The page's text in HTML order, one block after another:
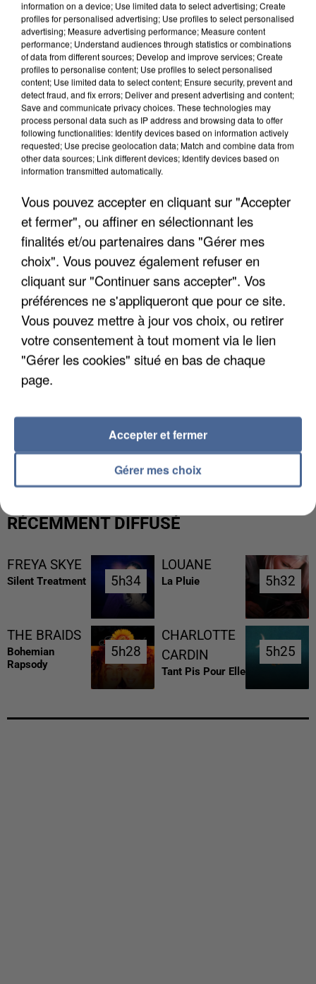
APRÈS TOUTES CES CANICULES, LES REFUGES
DE FAUNE SAUVAGE SONT...
L’UN DES FONDATEURS SUPPOSÉS DE LA DZ
MAFIA INTERPELLÉ EN ALGÉRIE
RÉCEMMENT DIFFUSÉ
FREYA SKYE
Silent Treatment 5h34
5h34
LOUANE
La Pluie 5h32
5h32
THE BRAIDS
Bohemian
Rapsody
5h28
5h28
CHARLOTTE
CARDIN
Tant Pis Pour Elle
5h25
5h25
information on a device; Use limited data to select advertising; Create
profiles for personalised advertising; Use profiles to select personalised
advertising; Measure advertising performance; Measure content
performance; Understand audiences through statistics or combinations
of data from different sources; Develop and improve services; Create
profiles to personalise content; Use profiles to select personalised
content; Use limited data to select content; Ensure security, prevent and
detect fraud, and fix errors; Deliver and present advertising and content;
Save and communicate privacy choices. These technologies may
process personal data such as IP address and browsing data to offer
following functionalities: Identify devices based on information actively
requested; Use precise geolocation data; Match and combine data from
other data sources; Link different devices; Identify devices based on
information transmitted automatically.
Vous pouvez accepter en cliquant sur "Accepter
et fermer", ou affiner en sélectionnant les
finalités et/ou partenaires dans "Gérer mes
choix". Vous pouvez également refuser en
cliquant sur "Continuer sans accepter". Vos
préférences ne s'appliqueront que pour ce site.
Vous pouvez mettre à jour vos choix, ou retirer
votre consentement à tout moment via le lien
"Gérer les cookies" situé en bas de chaque
page.
Gérer mes choix
Accepter et fermer